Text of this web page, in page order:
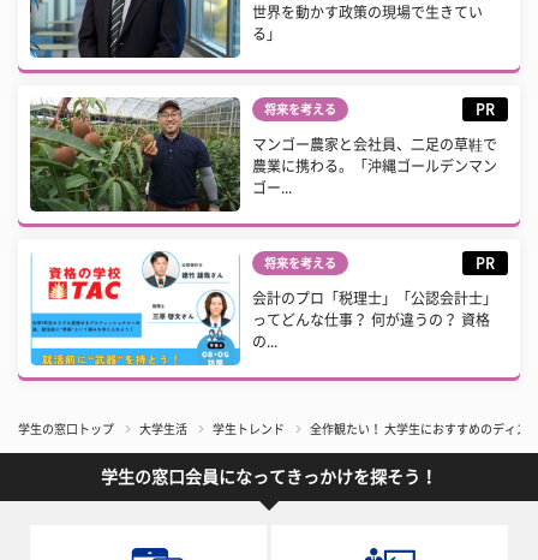
世界を動かす政策の現場で生きてい
る」
将来を考える PR
マンゴー農家と会社員、二足の草鞋で
農業に携わる。「沖縄ゴールデンマン
ゴー...
将来を考える PR
会計のプロ「税理士」「公認会計士」
ってどんな仕事？ 何が違うの？ 資格
の...
学生の窓口トップ 大学生活 学生トレンド 全作観たい！ 大学生におすすめのディズ
学生の窓口会員になってきっかけを探そう！